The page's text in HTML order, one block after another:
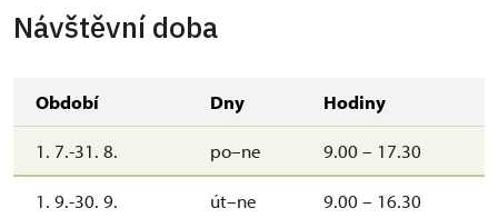
Návštěvní doba
Období Dny Hodiny
1. 7.-31. 8. po–ne 9.00 – 17.30
1. 9.-30. 9. út–ne 9.00 – 16.30